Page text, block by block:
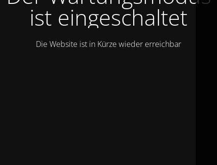
ist eingeschaltet
Die Website ist in Kürze wieder erreichbar